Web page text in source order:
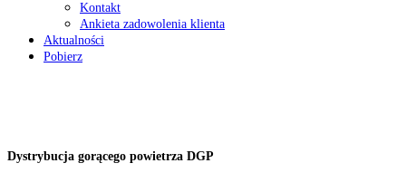
Kontakt
Ankieta zadowolenia klienta
Aktualności
Pobierz
Dystrybucja gorącego powietrza DGP